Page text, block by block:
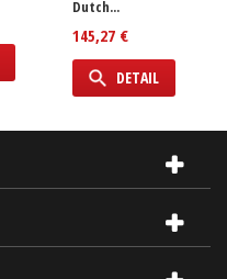
Dutch...
145,27 €
DETAIL